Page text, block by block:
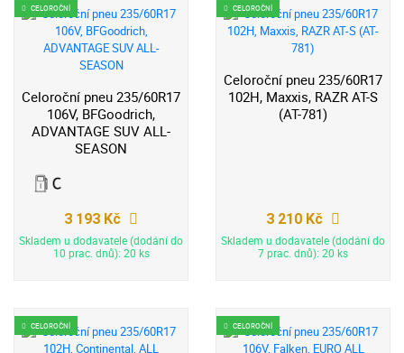
CELOROČNÍ
Celoroční pneu 235/60R17
106V, BFGoodrich,
ADVANTAGE SUV ALL-
SEASON
3 193 Kč
Skladem u dodavatele (dodání do
10 prac. dnů): 20 ks
CELOROČNÍ
Celoroční pneu 235/60R17
102H, Maxxis, RAZR AT-S
(AT-781)
3 210 Kč
Skladem u dodavatele (dodání do
7 prac. dnů): 20 ks
CELOROČNÍ CELOROČNÍ